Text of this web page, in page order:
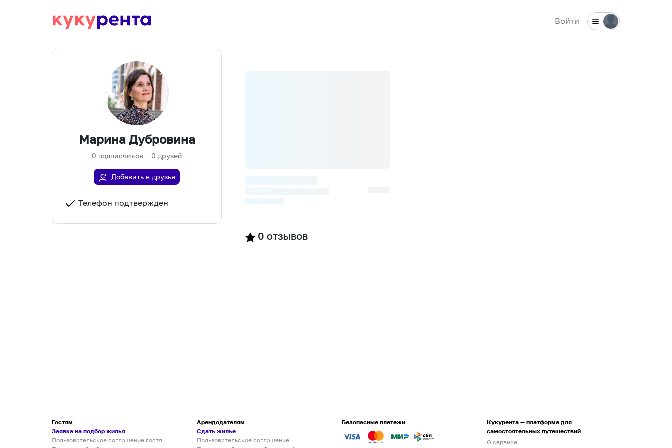
Войти
Марина Дубровина
0 подписчиков 0 друзей
Добавить в друзья
Телефон подтвержден
0 отзывов
Гостям
Заявка на подбор жилья
Пользовательское соглашение гостя
Арендодателям
Сдать жилье
Пользовательское соглашение
Безопасные платежи
Кукурента — платформа для
самостоятельных путешествий
О сервисе